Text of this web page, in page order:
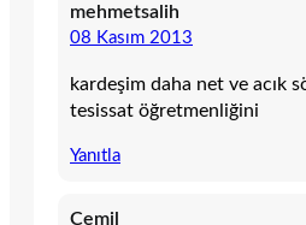
mehmetsalih
08 Kasım 2013
kardeşim daha net ve acık
tesissat öğretmenliğini
Yanıtla
Cemil